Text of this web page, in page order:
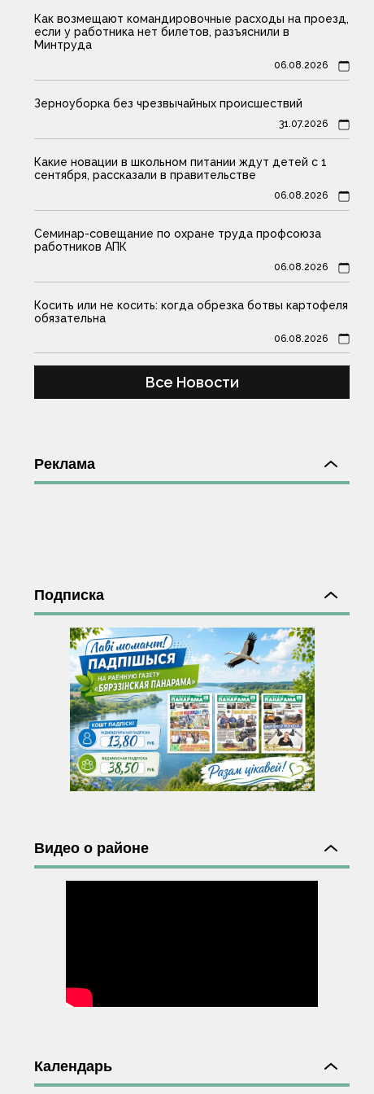
Как возмещают командировочные расходы на проезд,
если у работника нет билетов, разъяснили в
Минтруда
06.08.2026
Зерноуборка без чрезвычайных происшествий
31.07.2026
Какие новации в школьном питании ждут детей с 1
сентября, рассказали в правительстве
06.08.2026
Семинар-совещание по охране труда профсоюза
работников АПК
06.08.2026
Косить или не косить: когда обрезка ботвы картофеля
обязательна
06.08.2026
Все Новости
Реклама
Подписка
Видео о районе
Календарь